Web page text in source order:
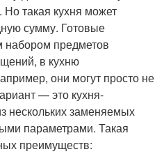
такая кухня может
сумму. Готовые
набором предметов
в кухню
они могут просто не
— это кухня-
нескольких заменяемых
параметрами. Такая
преимуществ: